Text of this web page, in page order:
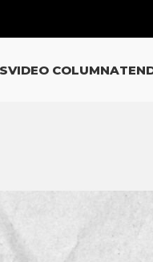
VIDEO COLUMNA